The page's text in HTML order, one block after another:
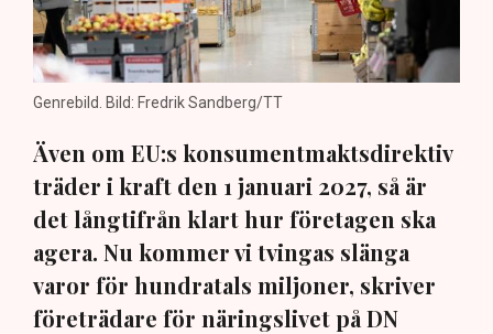
Genrebild. Bild: Fredrik Sandberg/TT
Även om EU:s konsumentmaktsdirektiv
träder i kraft den 1 januari 2027, så är
det långtifrån klart hur företagen ska
agera. Nu kommer vi tvingas slänga
varor för hundratals miljoner, skriver
företrädare för näringslivet på DN